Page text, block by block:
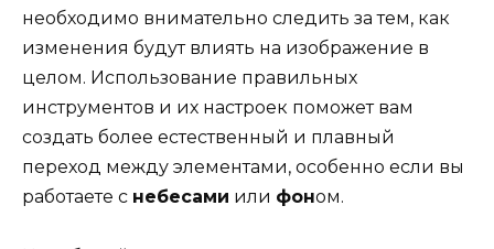
необходимо внимательно следить за тем, как
изменения будут влиять на изображение в
целом. Использование правильных
инструментов и их настроек поможет вам
создать более естественный и плавный
переход между элементами, особенно если вы
работаете с небесами или фоном.